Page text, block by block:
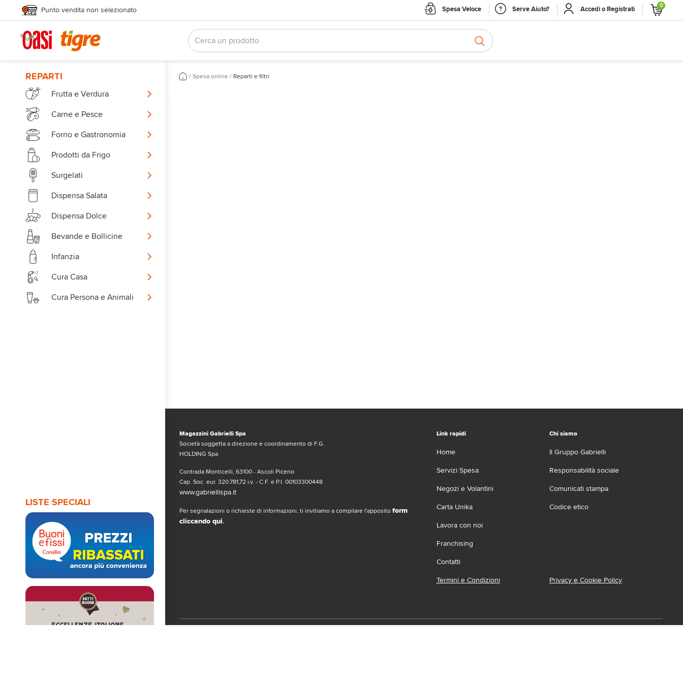
Punto vendita non selezionato Spesa Veloce Serve Aiuto? Accedi o Registrati 0
REPARTI
Frutta e Verdura
Carne e Pesce
Forno e Gastronomia
Prodotti da Frigo
Surgelati
Dispensa Salata
Dispensa Dolce
Bevande e Bollicine
Infanzia
Cura Casa
Cura Persona e Animali
LISTE SPECIALI
/ Spesa online / Reparti e filtri
Magazzini Gabrielli Spa
Società soggetta a direzione e coordinamento di F.G.
HOLDING Spa
Contrada Monticelli, 63100 - Ascoli Piceno
Cap. Soc. eur. 320.781,72 i.v. - C.F. e P.I. 00103300448
www.gabriellispa.it
Per segnalazioni o richieste di informazioni, ti invitiamo a compilare l'apposito form
cliccando qui.
Link rapidi
Home
Servizi Spesa
Negozi e Volantini
Carta Unika
Lavora con noi
Franchising
Contatti
Chi siamo
Il Gruppo Gabrielli
Responsabilità sociale
Comunicati stampa
Codice etico
Termini e Condizioni Privacy e Cookie Policy